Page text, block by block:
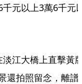
元以上3萬6千元
江大橋上直擊黃
還拍照留念，離譜